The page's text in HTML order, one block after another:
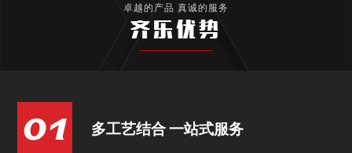
卓越的产品 真诚的服务
齐乐优势
多工艺结合 一站式服务